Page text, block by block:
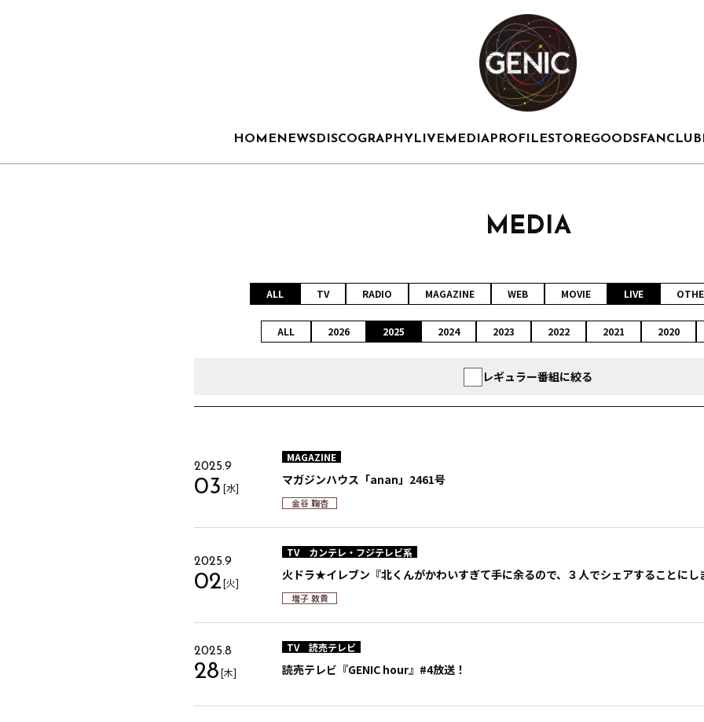
HOME NEWSDISCOGRAPHY LIVE MEDIAPROFILESTOREGOODSFANCLUB
MEDIA
ALL TV RADIO MAGAZINE WEB MOVIE LIVE
ALL 2026 2025 2024 2023 2022 2021 2020
レギュラー番組に絞る
2025.9
03 [水]
MAGAZINE
マガジンハウス「anan」2461号
金谷 鞠杏
2025.9
02[火]
TV カンテレ・フジテレビ系
火ドラ★イレブン『北くんがかわいすぎて手に余るので、３人でシェアすることにし
増子 敦貴
2025.8
28[木]
TV 読売テレビ
読売テレビ『GENIC hour』#4放送！